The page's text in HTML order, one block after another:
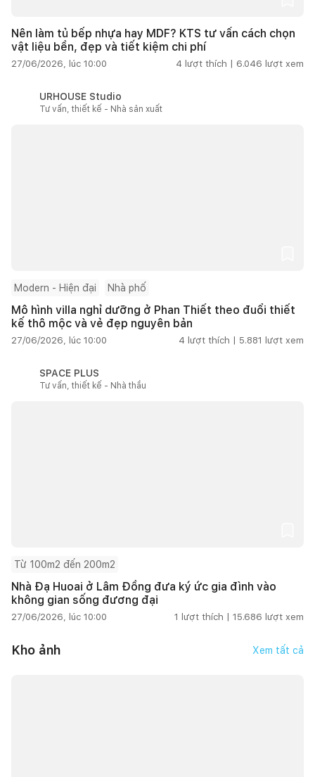
Nên làm tủ bếp nhựa hay MDF? KTS tư vấn cách chọn
vật liệu bền, đẹp và tiết kiệm chi phí
27/06/2026, lúc 10:00 4 lượt thích | 6.046 lượt xem
URHOUSE Studio
Tư vấn, thiết kế - Nhà sản xuất
Modern - Hiện đại Nhà phố
Mô hình villa nghỉ dưỡng ở Phan Thiết theo đuổi thiết
kế thô mộc và vẻ đẹp nguyên bản
27/06/2026, lúc 10:00 4 lượt thích | 5.881 lượt xem
SPACE PLUS
Tư vấn, thiết kế - Nhà thầu
Từ 100m2 đến 200m2
Nhà Đạ Huoai ở Lâm Đồng đưa ký ức gia đình vào
không gian sống đương đại
27/06/2026, lúc 10:00 1 lượt thích | 15.686 lượt xem
Kho ảnh Xem tất cả